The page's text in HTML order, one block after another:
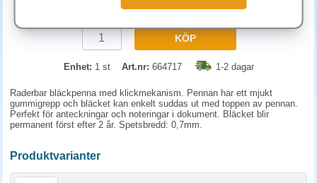
37.40 kr (inkl. moms)
KÖP
Enhet: 1 st Art.nr: 664717 1-2 dagar
Raderbar bläckpenna med klickmekanism. Pennan har ett mjukt
gummigrepp och bläcket kan enkelt suddas ut med toppen av pennan.
Perfekt för anteckningar och noteringar i dokument. Bläcket blir
permanent först efter 2 år. Spetsbredd: 0,7mm.
Produktvarianter